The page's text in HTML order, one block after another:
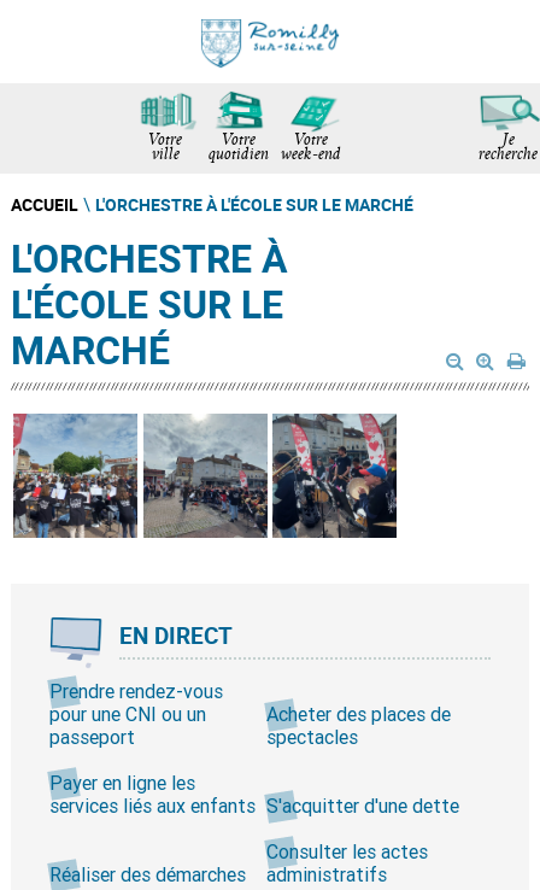
Je
recherche
Votre
ville
Votre
quotidien
Votre
week-end
ACCUEIL\ L'ORCHESTRE À L'ÉCOLE SUR LE MARCHÉ
L'ORCHESTRE À
L'ÉCOLE SUR LE
MARCHÉ
EN DIRECT
Prendre rendez-vous
pour une CNI ou un
passeport
Acheter des places de
spectacles
Payer en ligne les
services liés aux enfants S'acquitter d'une dette
Réaliser des démarches
Consulter les actes
administratifs